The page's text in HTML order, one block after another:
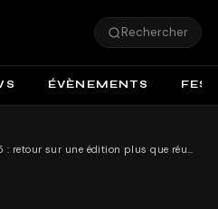
Rechercher
ÉVÈNEMENTS
Main Square 2025 : retour sur une édition plus que réussie !